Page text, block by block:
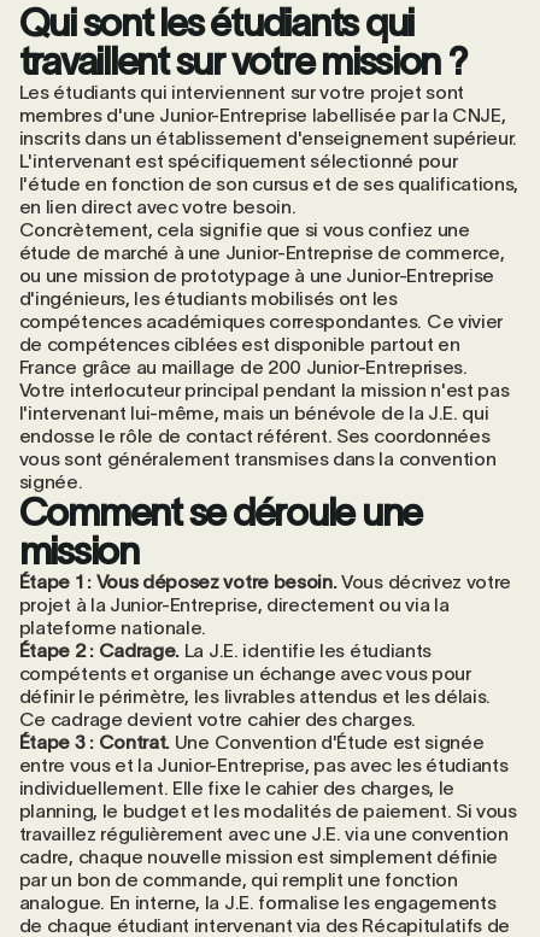
Qui sont les étudiants qui
travaillent sur votre mission ?
Les étudiants qui interviennent sur votre projet sont
membres d'une Junior-Entreprise labellisée par la CNJE,
inscrits dans un établissement d'enseignement supérieur.
L'intervenant est spécifiquement sélectionné pour
l'étude en fonction de son cursus et de ses qualifications,
en lien direct avec votre besoin.
Concrètement, cela signifie que si vous confiez une
étude de marché à une Junior-Entreprise de commerce,
ou une mission de prototypage à une Junior-Entreprise
d'ingénieurs, les étudiants mobilisés ont les
compétences académiques correspondantes. Ce vivier
de compétences ciblées est disponible partout en
France grâce au maillage de 200 Junior-Entreprises.
Votre interlocuteur principal pendant la mission n'est pas
l'intervenant lui-même, mais un bénévole de la J.E. qui
endosse le rôle de contact référent. Ses coordonnées
vous sont généralement transmises dans la convention
signée.
Comment se déroule une
mission
Étape 1 : Vous déposez votre besoin.Vous décrivez votre
projet à la Junior-Entreprise, directement ou via la
plateforme nationale.
Étape 2 : Cadrage. La J.E. identifie les étudiants
compétents et organise un échange avec vous pour
définir le périmètre, les livrables attendus et les délais.
Ce cadrage devient votre cahier des charges.
Étape 3 : Contrat. Une Convention d'Étude est signée
entre vous et la Junior-Entreprise, pas avec les étudiants
individuellement. Elle fixe le cahier des charges, le
planning, le budget et les modalités de paiement. Si vous
travaillez régulièrement avec une J.E. via une convention
cadre, chaque nouvelle mission est simplement définie
par un bon de commande, qui remplit une fonction
analogue. En interne, la J.E. formalise les engagements
de chaque étudiant intervenant via des Récapitulatifs de